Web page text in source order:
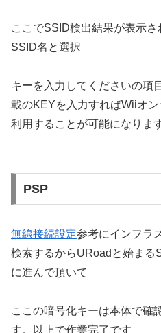
ここでSSID検出結果が表示
SSID名と選択
キーを入力してくださいの項
載のKEYを入力すればWiiオ
利用することが可能になります
PSP
無線接続設定参考にインフラ
検索するからURoadと始まる
に進んで頂いて
ここの暗号化キーは本体で確
す。以上で作業完了です